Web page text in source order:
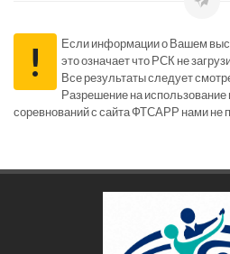
!
Если информации о Вашем
это означает что РСК не
Все результаты следует
Разрешение на
соревнований с сайта ФТСАРР нами не